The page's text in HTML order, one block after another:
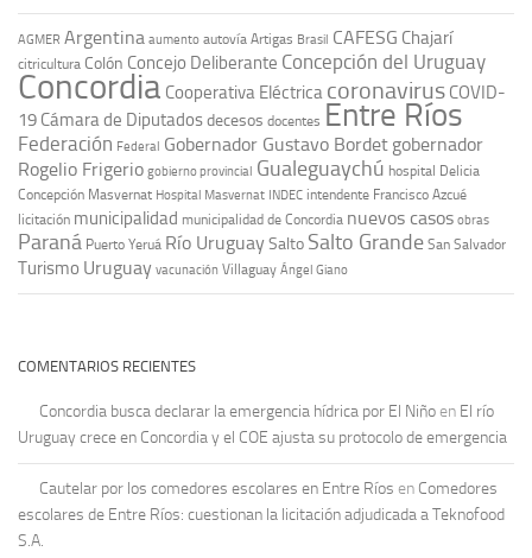
AGMER Argentina aumento autovía Artigas Brasil CAFESG Chajarí
citricultura Colón Concejo Deliberante Concepción del Uruguay
Concordia Cooperativa Eléctrica coronavirus COVID-
19 Cámara de Diputadosdecesos docentes Entre Ríos
Federación Federal Gobernador Gustavo Bordet gobernador
Rogelio Frigerio gobierno provincial Gualeguaychú hospital Delicia
Concepción Masvernat Hospital Masvernat INDEC intendente Francisco Azcué
licitación municipalidad municipalidad de Concordia nuevos casos obras
Paraná Puerto Yeruá Río UruguaySalto Salto Grande San Salvador
Turismo Uruguay vacunación Villaguay Ángel Giano
COMENTARIOS RECIENTES
Concordia busca declarar la emergencia hídrica por El Niño en El río
Uruguay crece en Concordia y el COE ajusta su protocolo de emergencia
Cautelar por los comedores escolares en Entre Ríos en Comedores
escolares de Entre Ríos: cuestionan la licitación adjudicada a Teknofood
S.A.